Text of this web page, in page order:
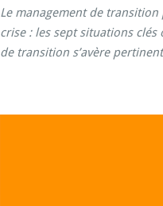
Le management de
crise : les sept situations
de transition s’avère